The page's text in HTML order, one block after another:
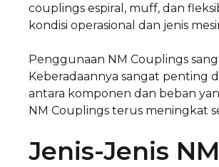
couplings espiral, muff, dan
kondisi operasional dan jenis
Penggunaan NM Couplings
Keberadaannya sangat penting
antara komponen dan beban
NM Couplings terus meningkat
Jenis-Jenis